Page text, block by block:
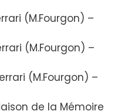
(M.Fourgon) –
(M.Fourgon) –
(M.Fourgon) –
de la Mémoire